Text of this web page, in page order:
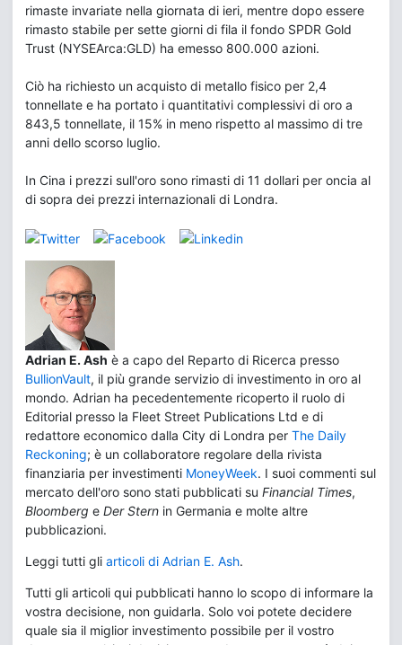
rimaste invariate nella giornata di ieri, mentre dopo essere
rimasto stabile per sette giorni di fila il fondo SPDR Gold
Trust (NYSEArca:GLD) ha emesso 800.000 azioni.
Ciò ha richiesto un acquisto di metallo fisico per 2,4
tonnellate e ha portato i quantitativi complessivi di oro a
843,5 tonnellate, il 15% in meno rispetto al massimo di tre
anni dello scorso luglio.
In Cina i prezzi sull'oro sono rimasti di 11 dollari per oncia al
di sopra dei prezzi internazionali di Londra.
Adrian E. Ash è a capo del Reparto di Ricerca presso
BullionVault, il più grande servizio di investimento in oro al
mondo. Adrian ha pecedentemente ricoperto il ruolo di
Editorial presso la Fleet Street Publications Ltd e di
redattore economico dalla City di Londra per The Daily
Reckoning; è un collaboratore regolare della rivista
finanziaria per investimenti MoneyWeek. I suoi commenti sul
mercato dell'oro sono stati pubblicati su Financial Times,
Bloomberg e Der Stern in Germania e molte altre
pubblicazioni.
Leggi tutti gli articoli di Adrian E. Ash.
Tutti gli articoli qui pubblicati hanno lo scopo di informare la
vostra decisione, non guidarla. Solo voi potete decidere
quale sia il miglior investimento possibile per il vostro